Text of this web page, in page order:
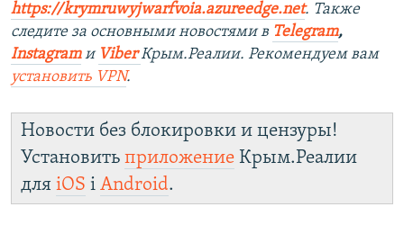
https://krymruwyjwarfvoia.azureedge.net.​ Также
следите за основными новостями в Telegram,
Instagram и ViberКрым.Реалии. Рекомендуем вам
установить VPN.
Новости без блокировки и цензуры!
Установить приложение Крым.Реалии
для iOS і Android.